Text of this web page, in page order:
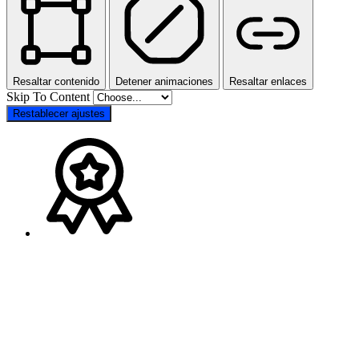
Resaltar contenido Detener animaciones Resaltar enlaces
Skip To Content
Restablecer ajustes